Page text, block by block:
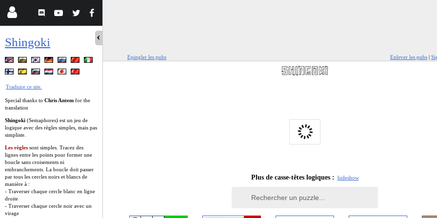
Shingoki
Traduire ce site.
Special thanks to Chris Antem for the
translation
Shingoki (Semaphores) est un jeu de
logique avec des règles simples, mais pas
simpliste.
Les règles sont simples. Tracez des
lignes entre les points pour former une
boucle sans croisements ni
embranchements. La boucle doit passer
par tous les cercles noirs et blancs de
manière à :
- Traverser chaque cercle blanc en ligne
droite
- Traverser chaque cercle noir avec un
virage
Epingler les pubs Enlever les pubs |
Plus de casse-têtes logiques : hideshow